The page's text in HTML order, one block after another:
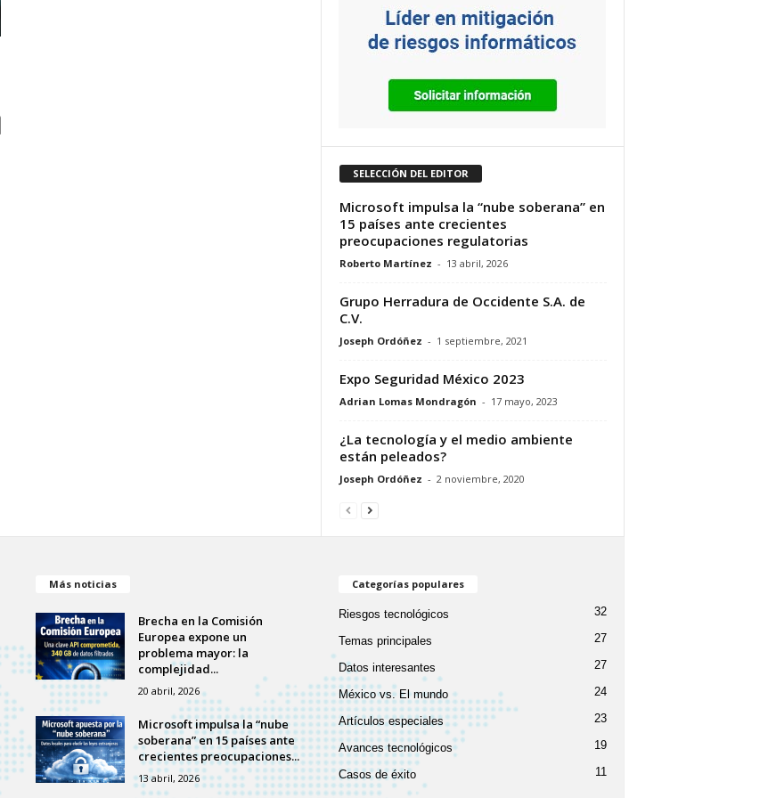
SELECCIÓN DEL EDITOR
Microsoft impulsa la “nube soberana” en
15 países ante crecientes
preocupaciones regulatorias
Roberto Martínez - 13 abril, 2026
Grupo Herradura de Occidente S.A. de
C.V.
Joseph Ordóñez - 1 septiembre, 2021
Expo Seguridad México 2023
Adrian Lomas Mondragón - 17 mayo, 2023
¿La tecnología y el medio ambiente
están peleados?
Joseph Ordóñez - 2 noviembre, 2020
Más noticias
Brecha en la Comisión
Europea expone un
problema mayor: la
complejidad...
20 abril, 2026
Microsoft impulsa la “nube
soberana” en 15 países ante
crecientes preocupaciones...
13 abril, 2026
Categorías populares
Riesgos tecnológicos 32
Temas principales 27
Datos interesantes 27
México vs. El mundo 24
Artículos especiales 23
Avances tecnológicos 19
Casos de éxito 11